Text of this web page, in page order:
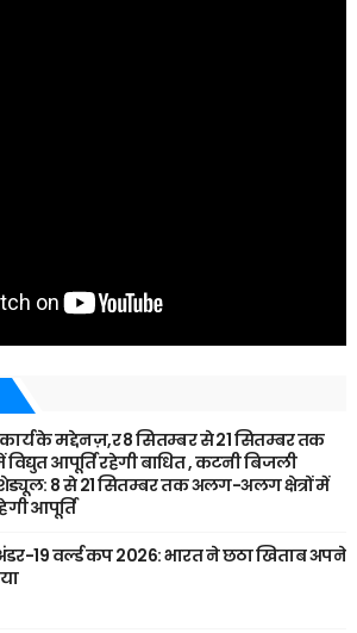
के मद्देनज़,र 8 सितम्बर से 21 सितम्बर तक
आपूर्ति रहेगी बाधित , कटनी बिजली
8 से 21 सितम्बर तक अलग-अलग क्षेत्रों में
आपूर्ति
19 वर्ल्ड कप 2026: भारत ने छठा खिताब अपने